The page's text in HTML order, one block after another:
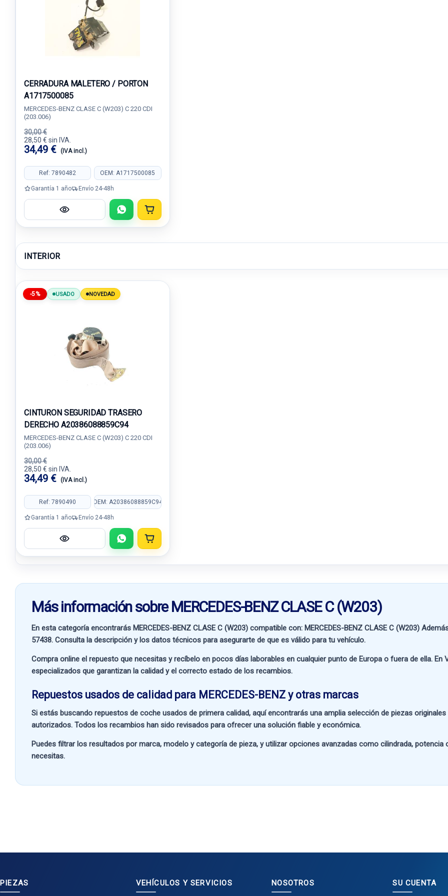
CERRADURA MALETERO / PORTON
A1717500085
MERCEDES-BENZ CLASE C (W203) C 220 CDI
(203.006)
30,00 €
28,50 € sin IVA.
34,49 € (IVA incl.)
Ref: 7890482 OEM: A1717500085
Garantía 1 año Envío 24-48h
INTERIOR
-5% USADO NOVEDAD
CINTURON SEGURIDAD TRASERO
DERECHO A20386088859C94
MERCEDES-BENZ CLASE C (W203) C 220 CDI
(203.006)
30,00 €
28,50 € sin IVA.
34,49 € (IVA incl.)
Ref: 7890490 OEM: A20386088859C94
Garantía 1 año Envío 24-48h
Más información sobre MERCEDES-BENZ CLASE C (W203)
En esta categoría encontrarás MERCEDES-BENZ CLASE C (W203) compatible con: MERCEDES-BENZ CLASE C (W203)
57438. Consulta la descripción y los datos técnicos para asegurarte de que es válido para tu vehículo.
Compra online el repuesto que necesitas y recíbelo en pocos días laborables en cualquier punto de Europa o fuera de ella. En
especializados que garantizan la calidad y el correcto estado de los recambios.
Repuestos usados de calidad para MERCEDES-BENZ y otras marcas
Si estás buscando repuestos de coche usados de primera calidad, aquí encontrarás una amplia selección de piezas
autorizados. Todos los recambios han sido revisados para ofrecer una solución fiable y económica.
Puedes filtrar los resultados pormarca, modelo y categoría de pieza, y utilizar opciones avanzadas como cilindrada, potencia
necesitas.
PIEZAS VEHÍCULOS Y SERVICIOS NOSOTROS SU CUENTA